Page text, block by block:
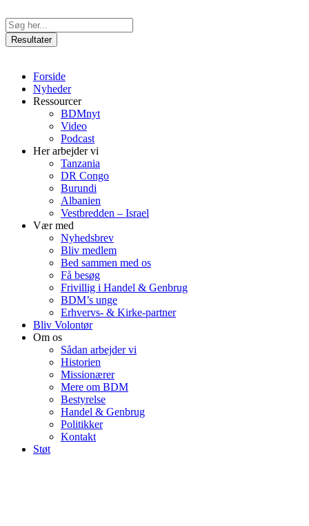
til
indhold
Search
...Resultater
Forside
Nyheder
Ressourcer
BDMnyt
Video
Podcast
Her arbejder vi
Tanzania
DR Congo
Burundi
Albanien
Vestbredden – Israel
Vær med
Nyhedsbrev
Bliv medlem
Bed sammen med os
Få besøg
Frivillig i Handel & Genbrug
BDM’s unge
Erhvervs- & Kirke-partner
Bliv Volontør
Om os
Sådan arbejder vi
Historien
Missionærer
Mere om BDM
Bestyrelse
Handel & Genbrug
Politikker
Kontakt
Støt